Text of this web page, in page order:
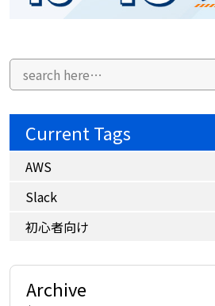
Current Tags
AWS
Slack
初心者向け
Archive